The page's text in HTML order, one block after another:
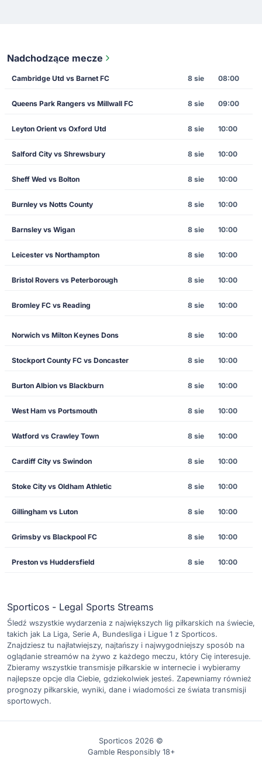
Nadchodzące mecze
Cambridge Utd vs Barnet FC 8 sie 08:00
Queens Park Rangers vs Millwall FC 8 sie 09:00
Leyton Orient vs Oxford Utd 8 sie 10:00
Salford City vs Shrewsbury 8 sie 10:00
Sheff Wed vs Bolton 8 sie 10:00
Burnley vs Notts County 8 sie 10:00
Barnsley vs Wigan 8 sie 10:00
Leicester vs Northampton 8 sie 10:00
Bristol Rovers vs Peterborough 8 sie 10:00
Bromley FC vs Reading 8 sie 10:00
Norwich vs Milton Keynes Dons 8 sie 10:00
Stockport County FC vs Doncaster 8 sie 10:00
Burton Albion vs Blackburn 8 sie 10:00
West Ham vs Portsmouth 8 sie 10:00
Watford vs Crawley Town 8 sie 10:00
Cardiff City vs Swindon 8 sie 10:00
Stoke City vs Oldham Athletic 8 sie 10:00
Gillingham vs Luton 8 sie 10:00
Grimsby vs Blackpool FC 8 sie 10:00
Preston vs Huddersfield 8 sie 10:00
Sporticos - Legal Sports Streams
Śledź wszystkie wydarzenia z największych lig piłkarskich na świecie,
takich jak La Liga, Serie A, Bundesliga i Ligue 1 z Sporticos.
Znajdziesz tu najłatwiejszy, najtańszy i najwygodniejszy sposób na
oglądanie streamów na żywo z każdego meczu, który Cię interesuje.
Zbieramy wszystkie transmisje piłkarskie w internecie i wybieramy
najlepsze opcje dla Ciebie, gdziekolwiek jesteś. Zapewniamy również
prognozy piłkarskie, wyniki, dane i wiadomości ze świata transmisji
sportowych.
Sporticos 2026 ©
Gamble Responsibly 18+